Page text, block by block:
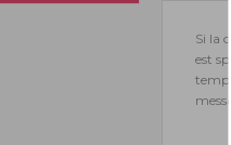
Si la
est